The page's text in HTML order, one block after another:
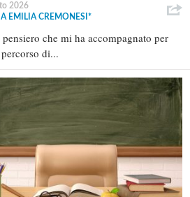
2026
EMILIA CREMONESI*
pensiero che mi ha accompagnato per
di...